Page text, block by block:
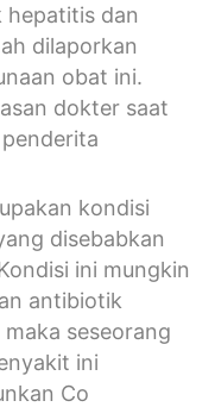
hepatitis dan
dilaporkan
obat ini.
dokter saat
kondisi
disebabkan
ini mungkin
antibiotik
seseorang
ini
Co